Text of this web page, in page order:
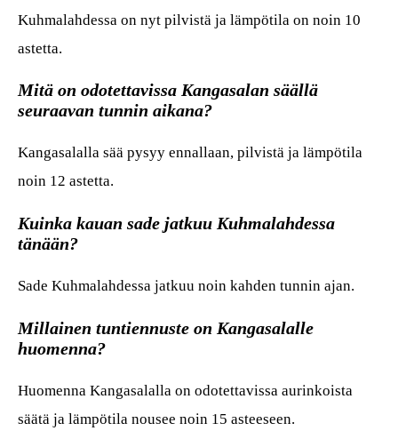
Kuhmalahdessa on nyt pilvistä ja lämpötila on noin 10
astetta.
Mitä on odotettavissa Kangasalan säällä
seuraavan tunnin aikana?
Kangasalalla sää pysyy ennallaan, pilvistä ja lämpötila
noin 12 astetta.
Kuinka kauan sade jatkuu Kuhmalahdessa
tänään?
Sade Kuhmalahdessa jatkuu noin kahden tunnin ajan.
Millainen tuntiennuste on Kangasalalle
huomenna?
Huomenna Kangasalalla on odotettavissa aurinkoista
säätä ja lämpötila nousee noin 15 asteeseen.